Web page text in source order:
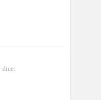
dice: